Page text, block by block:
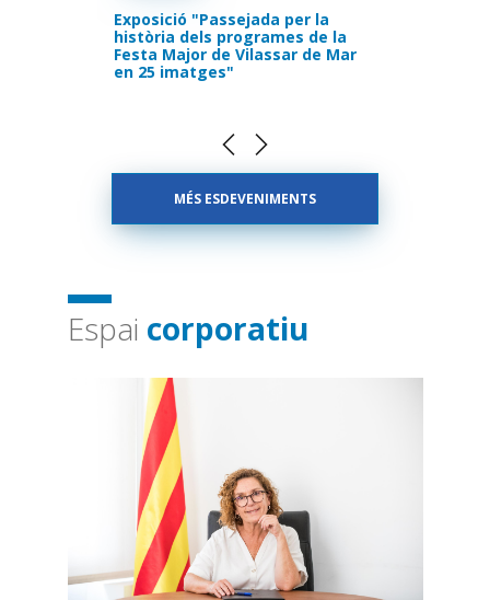
Exposició "Passejada per la
història dels programes de la
Festa Major de Vilassar de Mar
en 25 imatges"
MÉS ESDEVENIMENTS
Espai corporatiu